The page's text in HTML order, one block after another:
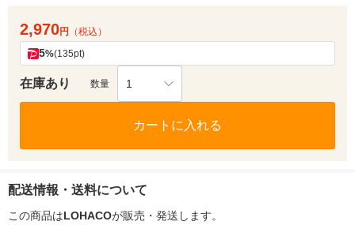
2,970円 （税込）
5%(135pt)
在庫あり 数量 1
カートに入れる
配送情報・送料について
この商品はLOHACOが販売・発送します。